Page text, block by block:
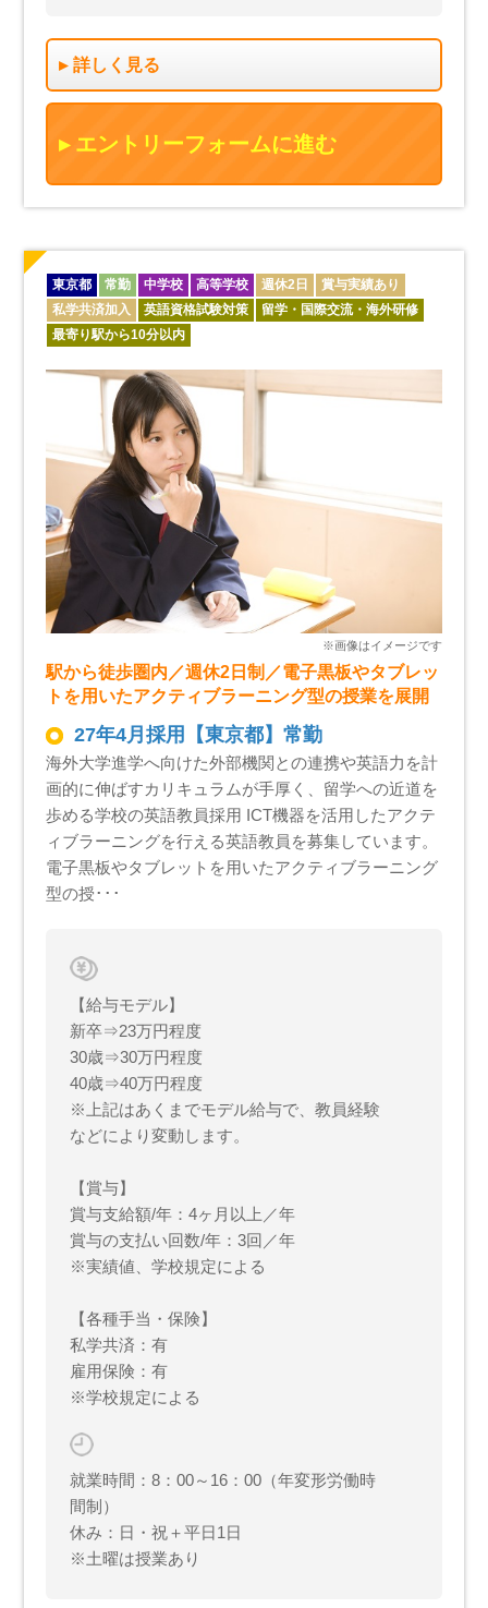
詳しく見る
エントリーフォームに進む
東京都 常勤 中学校 高等学校 週休2日
賞与実績あり
私学共済加入
英語資格試験対策
留学・国際交流・海外研修
最寄り駅から10分以内
駅から徒歩圏内／週休2日制／電子黒板やタブレッ
トを用いたアクティブラーニング型の授業を展開
27年4月採用【東京都】常勤
海外大学進学へ向けた外部機関との連携や英語力を計
画的に伸ばすカリキュラムが手厚く、留学への近道を
歩める学校の英語教員採用 ICT機器を活用したアクテ
ィブラーニングを行える英語教員を募集しています。
電子黒板やタブレットを用いたアクティブラーニング
型の授･･･
【給与モデル】
新卒⇒23万円程度
30歳⇒30万円程度
40歳⇒40万円程度
※上記はあくまでモデル給与で、教員経験
などにより変動します。
【賞与】
賞与支給額/年：4ヶ月以上／年
賞与の支払い回数/年：3回／年
※実績値、学校規定による
【各種手当・保険】
私学共済：有
雇用保険：有
※学校規定による
就業時間：8：00～16：00（年変形労働時
間制）
休み：日・祝＋平日1日
※土曜は授業あり